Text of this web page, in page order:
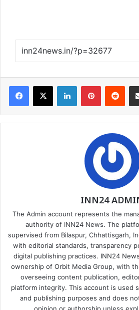
Facebook
X LinkedInPinterest
INN24
The Admin account represents the
authority of INN24 News. The
supervised from Bilaspur, Chhattisgarh,
with editorial standards, transparency
digital publishing practices. INN24
ownership of Orbit Media Group, with
overseeing content publication,
platform integrity. This account is used
and publishing purposes and does
opinion or authorship unless